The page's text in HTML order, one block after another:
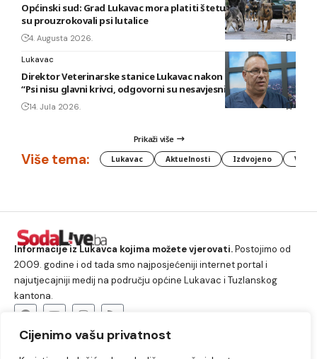
Cijenimo vašu privatnost
Općinski sud: Grad Lukavac mora platiti štetu na vozilu koju
su prouzrokovali psi lutalice
4. Augusta 2026.
Lukavac
Direktor Veterinarske stanice Lukavac nakon novog napada:
“Psi nisu glavni krivci, odgovorni su nesavjesni vlasnici”
14. Jula 2026.
Prikaži više
Više tema: Lukavac Aktuelnosti Izdvojeno
Informacije iz Lukavca kojima možete vjerovati.Postojimo od
2009. godine i od tada smo najposjećeniji internet portal i
najutjecajniji medij na području općine Lukavac i Tuzlanskog
kantona.